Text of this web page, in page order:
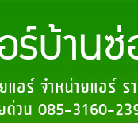
านซ่
อร์ จำหน่ายแอร์
วน 085-3160-